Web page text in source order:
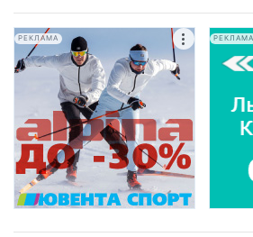
РЕКЛАМА РЕКЛАМА